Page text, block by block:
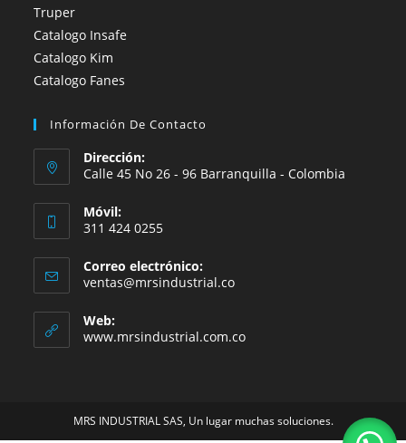
Truper
Catalogo Insafe
Catalogo Kim
Catalogo Fanes
Información De Contacto
Dirección:
Calle 45 No 26 - 96 Barranquilla - Colombia
Móvil:
311 424 0255
Correo electrónico:
ventas@mrsindustrial.coSe
tu
aplicación
Web:
www.mrsindustrial.com.co
MRS INDUSTRIAL SAS, Un lugar muchas soluciones.